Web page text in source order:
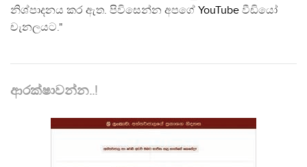
නිශ්පාදනය කර ඇත. පිවිසෙන්න අපගේ YouTube වීඩියෝ
චැනලයට."
ආරක්ෂාවන්න..!